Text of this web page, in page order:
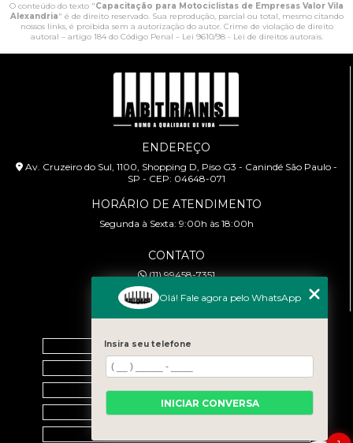
O conteúdo do texto "Capacitação para Motociclistas de Empresas Valor Vila
Alexandria" é de direito reservado. Sua reprodução, parcial ou total, mesmo citando
nossos links, é proibida sem a autorização do autor. Crime de violação de direito
autoral – artigo 184 do Código Penal – Lei 9610/98 - Lei de direitos autorais.
ENDEREÇO
Av. Cruzeiro do Sul, 1100, Shopping D, Piso G3 - Canindé São Paulo -
SP - CEP: 04648-071
HORÁRIO DE ATENDIMENTO
Segunda à Sexta: 9:00h às 18:00h
CONTATO
(11) 99458-7351
cursoabtrans@gmail.com
Home
Empresa
Galeria
Contato
Olá! Fale agora pelo WhatsApp
Insira seu telefone
INICIAR CONVERSA